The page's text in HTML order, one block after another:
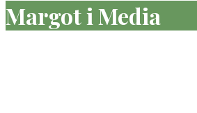
Margot i Media